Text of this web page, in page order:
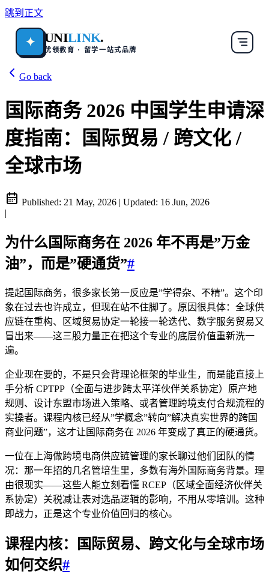
跳到正文
✦ UNILINK.
优领教育 · 留学一站式品牌
Go back
国际商务 2026 中国学生申请深
度指南：国际贸易 / 跨文化 /
全球市场
Published: 21 May, 2026 | Updated: 16 Jun, 2026
|
为什么国际商务在 2026 年不再是”万金
油”，而是”硬通货”#
提起国际商务，很多家长第一反应是”学得杂、不精”。这个印
象在过去也许成立，但现在站不住脚了。原因很具体：全球供
应链在重构、区域贸易协定一轮接一轮迭代、数字服务贸易又
冒出来——这三股力量正在把这个专业的底层价值重新洗一
遍。
企业现在要的，不是只会背理论框架的毕业生，而是能直接上
手分析 CPTPP（全面与进步跨太平洋伙伴关系协定）原产地
规则、设计东盟市场进入策略、或者管理跨境支付合规流程的
实操者。课程内核已经从”学概念”转向”解决真实世界的跨国
商业问题”，这才让国际商务在 2026 年变成了真正的硬通货。
一位在上海做跨境电商供应链管理的家长聊过他们团队的情
况：那一年招的几名管培生里，多数有海外国际商务背景。理
由很现实——这些人能立刻看懂 RCEP（区域全面经济伙伴关
系协定）关税减让表对选品逻辑的影响，不用从零培训。这种
即战力，正是这个专业价值回归的核心。
课程内核：国际贸易、跨文化与全球市场
如何交织#